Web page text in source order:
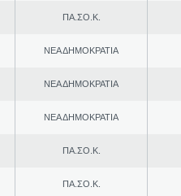
ΠΑ.ΣΟ.Κ.
ΝΕΑ ΔΗΜΟΚΡΑΤΙΑ
ΝΕΑ ΔΗΜΟΚΡΑΤΙΑ
ΝΕΑ ΔΗΜΟΚΡΑΤΙΑ
ΠΑ.ΣΟ.Κ.
ΠΑ.ΣΟ.Κ.